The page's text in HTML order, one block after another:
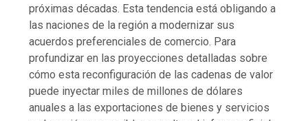
próximas décadas. Esta tendencia está obligando a
las naciones de la región a modernizar sus
acuerdos preferenciales de comercio. Para
profundizar en las proyecciones detalladas sobre
cómo esta reconfiguración de las cadenas de valor
puede inyectar miles de millones de dólares
anuales a las exportaciones de bienes y servicios